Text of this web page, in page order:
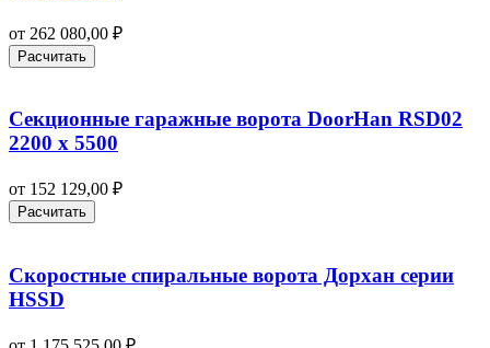
от 262 080,00 ₽
Расчитать
Секционные гаражные ворота DoorHan RSD02
2200 х 5500
от 152 129,00 ₽
Расчитать
Скоростные спиральные ворота Дорхан серии
HSSD